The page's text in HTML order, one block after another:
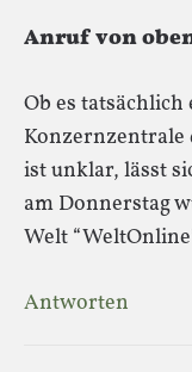
Anruf von
Ob es
Konzernzentrale
ist unklar, lässt
am Donnerstag
Welt
Antworten